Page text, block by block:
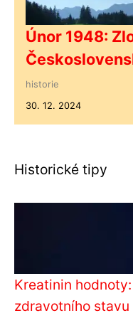
Únor 1948:
historie
30. 12. 2024
Historické tipy
Kreatinin
zdravotního